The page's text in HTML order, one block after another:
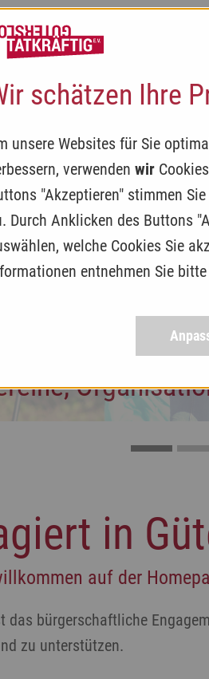
MITWIRK-O-MAT
Wir
in
auf der
das bürgerschaftliche
zu unterstützen.
schätzen Ihre
unsere Websites für Sie
verwenden wir
"Akzeptieren" stimmen
Durch Anklicken des Buttons
welche Cookies Sie
entnehmen Sie